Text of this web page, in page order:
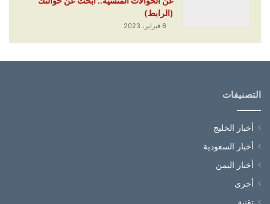
(الرابط)
6 فبراير، 2023
التصنيفات
أخبار الخليج
أخبار السعودية
أخبار اليمن
أخرى
تقنية